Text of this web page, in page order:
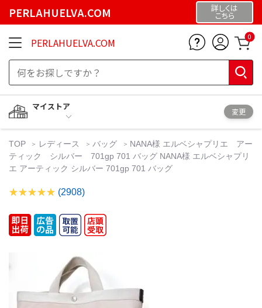
PERLAHUELVA.COM 詳しくは
こちら
PERLAHUELVA.COM 0
マイストア
変更
TOP レディース バッグ
NANA様 エルベシャプリエ アー
ティック シルバー 701gp 701 バッグ NANA様 エルベシャプリ
エ アーティック シルバー 701gp 701 バッグ
(2908)